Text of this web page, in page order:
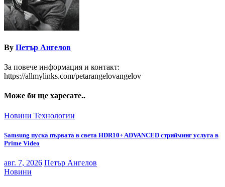
By Петър Ангелов
За повече информация и контакт:
https://allmylinks.com/petarangelovangelov
Може би ще харесате..
Новини Технологии
Samsung пуска първата в света HDR10+ ADVANCED стрийминг услуга в
Prime Video
авг. 7, 2026 Петър Ангелов
Новини